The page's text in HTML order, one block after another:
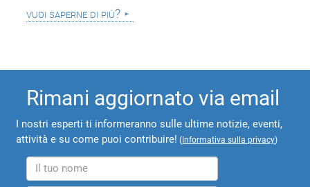
vuoi saperne di più?
Rimani aggiornato via email
I nostri esperti ti informeranno sulle ultime notizie, eventi,
attività e su come puoi contribuire! (Informativa sulla privacy)